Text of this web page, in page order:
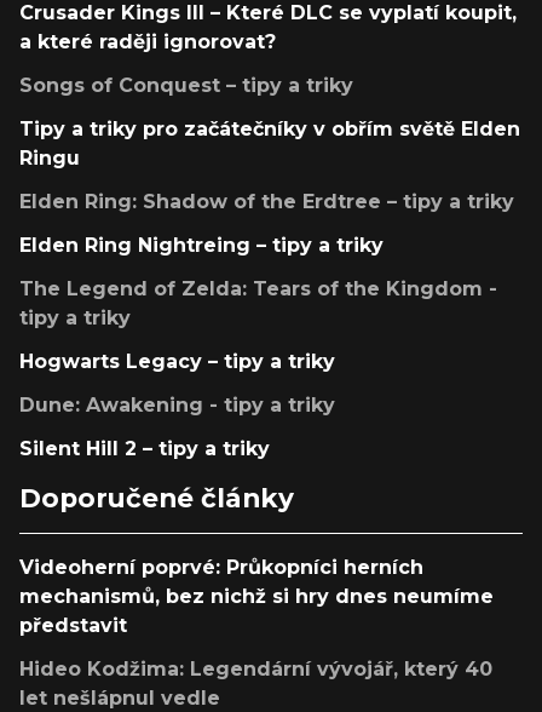
Crusader Kings III – Které DLC se vyplatí koupit,
a které raději ignorovat?
Songs of Conquest – tipy a triky
Tipy a triky pro začátečníky v obřím světě Elden
Ringu
Elden Ring: Shadow of the Erdtree – tipy a triky
Elden Ring Nightreing – tipy a triky
The Legend of Zelda: Tears of the Kingdom -
tipy a triky
Hogwarts Legacy – tipy a triky
Dune: Awakening - tipy a triky
Silent Hill 2 – tipy a triky
Doporučené články
Videoherní poprvé: Průkopníci herních
mechanismů, bez nichž si hry dnes neumíme
představit
Hideo Kodžima: Legendární vývojář, který 40
let nešlápnul vedle